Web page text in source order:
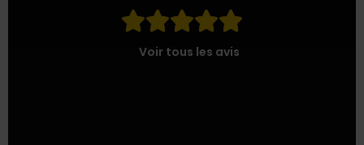

Voir tous les avis